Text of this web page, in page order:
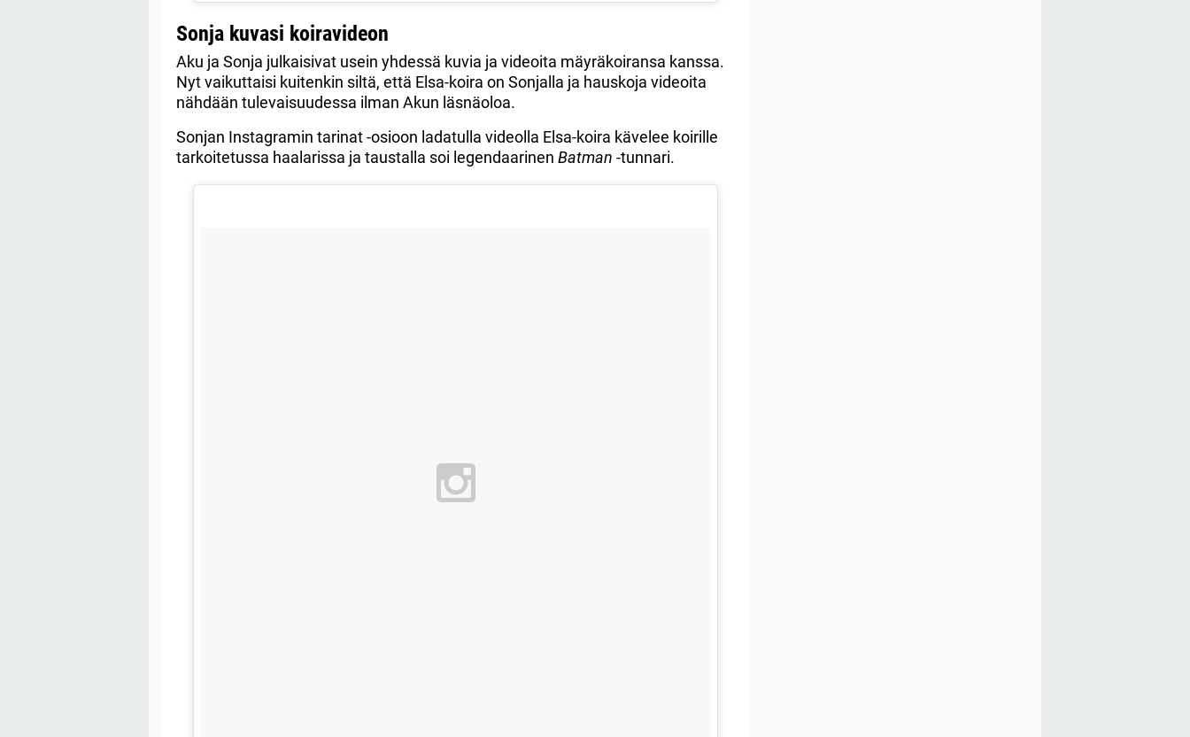
Sonja kuvasi koiravideon
Aku ja Sonja julkaisivat usein yhdessä kuvia ja videoita mäyräkoiransa kanssa.
Nyt vaikuttaisi kuitenkin siltä, että Elsa-koira on Sonjalla ja hauskoja videoita
nähdään tulevaisuudessa ilman Akun läsnäoloa.
Sonjan Instagramin tarinat -osioon ladatulla videolla Elsa-koira kävelee koirille
tarkoitetussa haalarissa ja taustalla soi legendaarinen Batman -tunnari.